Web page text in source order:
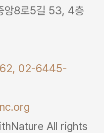
앙8로5길 53, 4층
02-6445-
All rights